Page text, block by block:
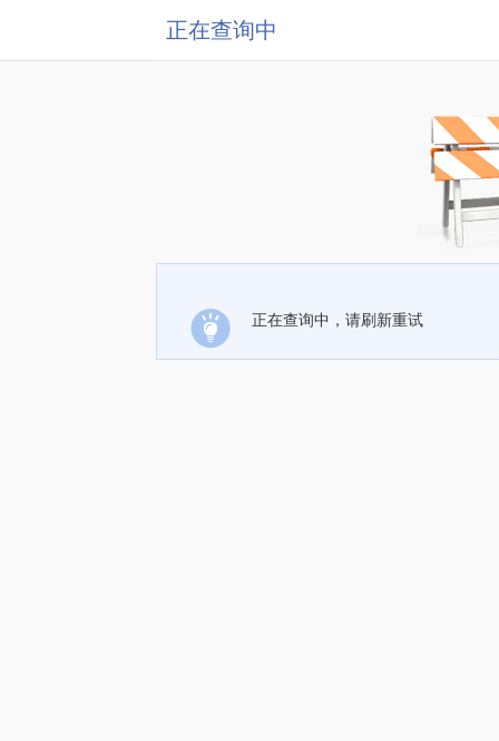
正在查询中
正在查询中，请刷新重试